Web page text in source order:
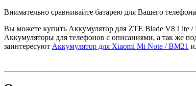
Внимательно сравнивайте батарею для Вашего
Вы можете купить Аккумулятор для ZTE Blade V8 Lite /
Аккумуляторы для телефонов с описаниями, а так же
заинтересуют Аккумулятор для Xiaomi Mi Note / BM21